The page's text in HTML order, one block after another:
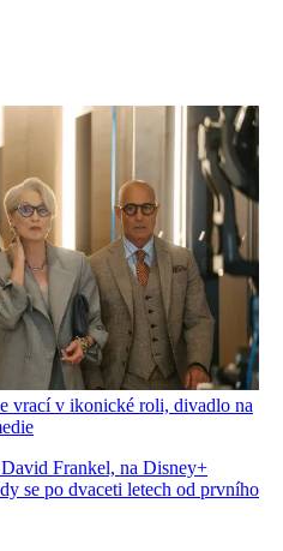
vrací v ikonické roli, divadlo na
Frankel, na Disney+
se po dvaceti letech od prvního